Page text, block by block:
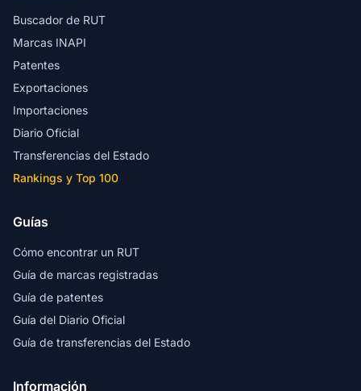
Buscador de RUT
Marcas INAPI
Patentes
Exportaciones
Importaciones
Diario Oficial
Transferencias del Estado
Rankings y Top 100
Guías
Cómo encontrar un RUT
Guía de marcas registradas
Guía de patentes
Guía del Diario Oficial
Guía de transferencias del Estado
Información